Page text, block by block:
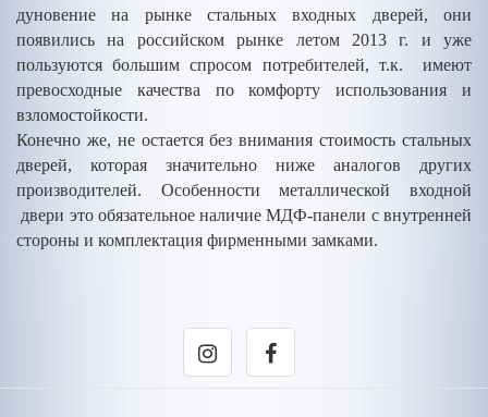
дуновение на рынке стальных входных дверей, они
появились на российском рынке летом 2013 г. и уже
пользуются большим спросом потребителей, т.к. имеют
превосходные качества по комфорту использования и
взломостойкости.
Конечно же, не остается без внимания стоимость стальных
дверей, которая значительно ниже аналогов других
производителей. Особенности металлической входной
двери это обязательное наличие МДФ-панели с внутренней
стороны и комплектация фирменными замками.